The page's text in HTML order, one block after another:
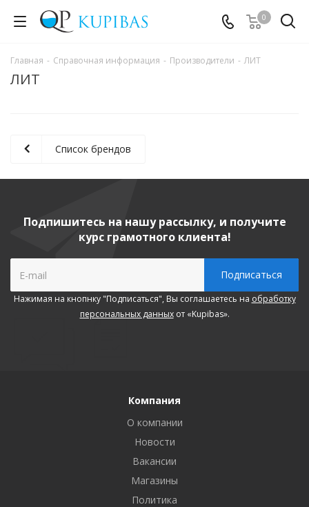
0
Главная - Справочная информация - Производители - ЛИТ
ЛИТ
Список брендов
Подпишитесь на нашу рассылку, и получите
курс грамотного клиента!
Нажимая на кнопнку "Подписаться", Вы соглашаетесь на обработку
персональных данныхот «Kupibas».
Компания
О компании
Новости
Вакансии
Магазины
Политика